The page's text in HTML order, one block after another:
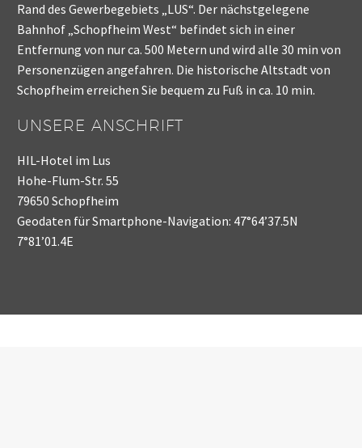
Rand des Gewerbegebiets „LUS“. Der nächstgelegene
Bahnhof „Schopfheim West“ befindet sich in einer
Entfernung von nur ca. 500 Metern und wird alle 30 min von
Personenzügen angefahren. Die historische Altstadt von
Schopfheim erreichen Sie bequem zu Fuß in ca. 10 min.
UNSERE ANSCHRIFT
HIL-Hotel im Lus
Hohe-Flum-Str. 55
79650 Schopfheim
Geodaten für Smartphone-Navigation: 47°64’37.5N
7°81’01.4E